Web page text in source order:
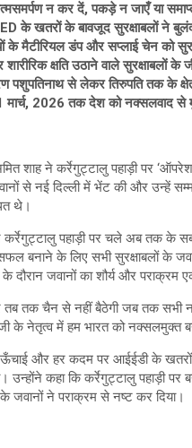
न कर दें, पकड़े न जाएँ या
के खतरों के बावजूद सुरक्षाबलों ने
के मैटीरियल डंप और सप्लाई चेन को
शारीरिक क्षति उठाने वाले
पशुपतिनाथ से लेकर तिरुपति तक के
मार्च, 2026 तक देश को नक्सलवाद से
शाह ने कर्रेगुट्टालु पहाड़ी पर
से नई दिल्ली में भेंट की और उन्हें
थे।
कर्रेगुट्टालु पहाड़ी पर चले अब तक के
बनाने के लिए सभी सुरक्षाबलों के
दौरान जवानों का शौर्य और पराक्रम
तब तक चैन से नहीं बैठेगी जब तक सभी
जी के नेतृत्व में हम भारत को नक्सलमुक्त
ऊँचाई और हर कदम पर आईईडी के
उन्होंने कहा कि कर्रेगुट्टालु पहाड़ी
जवानों ने पराक्रम से नष्ट कर दिया।